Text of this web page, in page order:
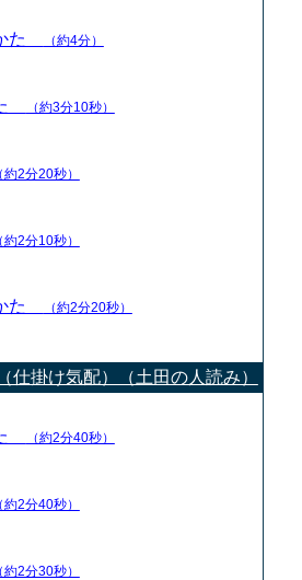
た （約4分）
（約3分10秒）
約2分20秒）
約2分10秒）
た （約2分20秒）
仕掛け気配）（土田の人読み）
（約2分40秒）
約2分40秒）
約2分30秒）